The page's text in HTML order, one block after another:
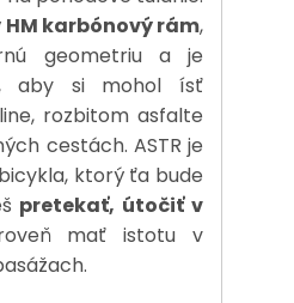
HM karbónový rám,
geometriu a je
aby si mohol ísť
rozbitom asfalte
cestách. ASTR je
ktorý ťa bude
pretekať, útočiť v
mať istotu v